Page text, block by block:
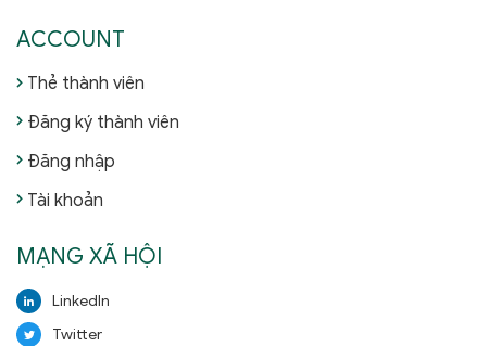
ACCOUNT
Thẻ thành viên
Đăng ký thành viên
Đăng nhập
Tài khoản
MẠNG XÃ HỘI
LinkedIn
Twitter